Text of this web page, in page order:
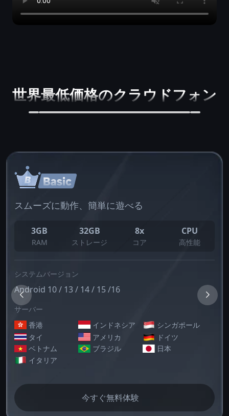
世界最低価格のクラウドフォン
スムーズに動作、簡単に遊べる
3GB
RAM
32GB
ストレージ
8x
コア
CPU
高性能
システムバージョン
Android 10 / 13 / 14 / 15 /16
サーバー
香港
インドネシア
シンガポール
タイ
アメリカ
ドイツ
ベトナム
ブラジル
日本
イタリア
今すぐ無料体験